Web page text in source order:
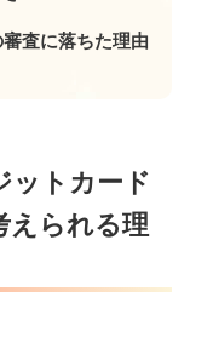
査に落ちた理由
ットカード
えられる理